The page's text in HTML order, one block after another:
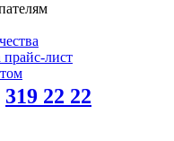
прайс-лист
319 22 22